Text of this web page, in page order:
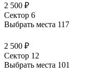
2 500 ₽
Сектор 6
Выбрать места 117
2 500 ₽
Сектор 12
Выбрать места 101